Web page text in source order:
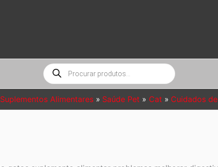
Pesquisar
produtos
Suplementos Alimentares Saúde Pet Cat Cuidados